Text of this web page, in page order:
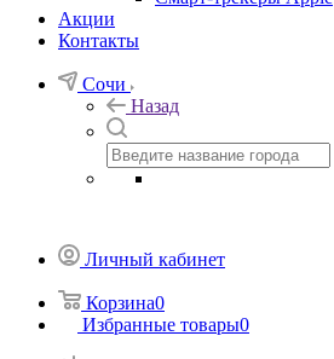
Акции
Контакты
Сочи
Назад
Личный кабинет
Корзина0
Избранные товары0